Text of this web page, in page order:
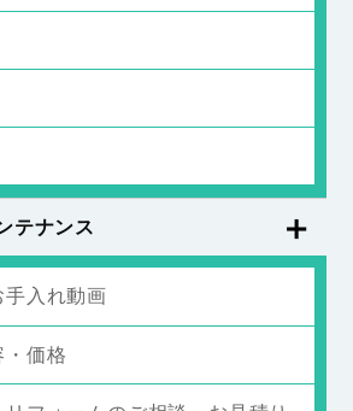
テナンス
手入れ動画
・価格